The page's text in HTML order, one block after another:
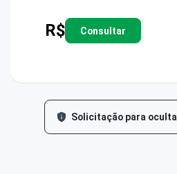
R$ Consultar
Solicitação para